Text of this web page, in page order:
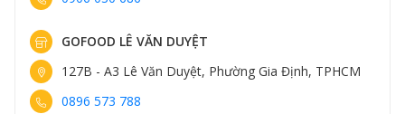
Gofood:
GOFOOD LÊ VĂN DUYỆT
127B - A3 Lê Văn Duyệt, Phường Gia Định, TPHCM
0896 573 788